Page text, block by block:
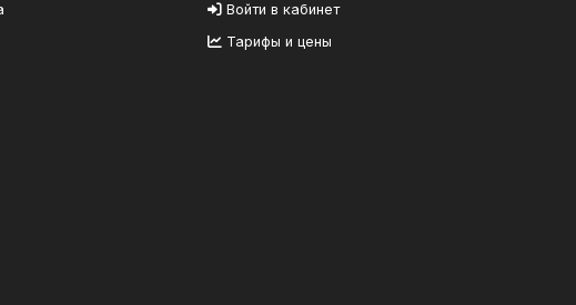
Войти в кабинет
Тарифы и цены